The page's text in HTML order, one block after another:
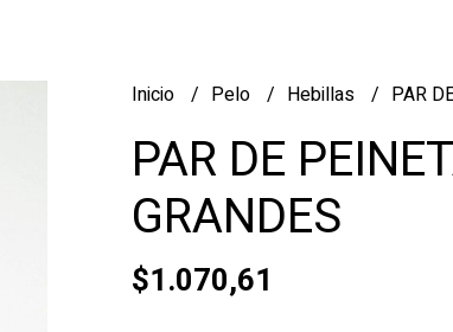
Inicio Pelo Hebillas PAR
PAR DE
GRANDES
$1.070,61